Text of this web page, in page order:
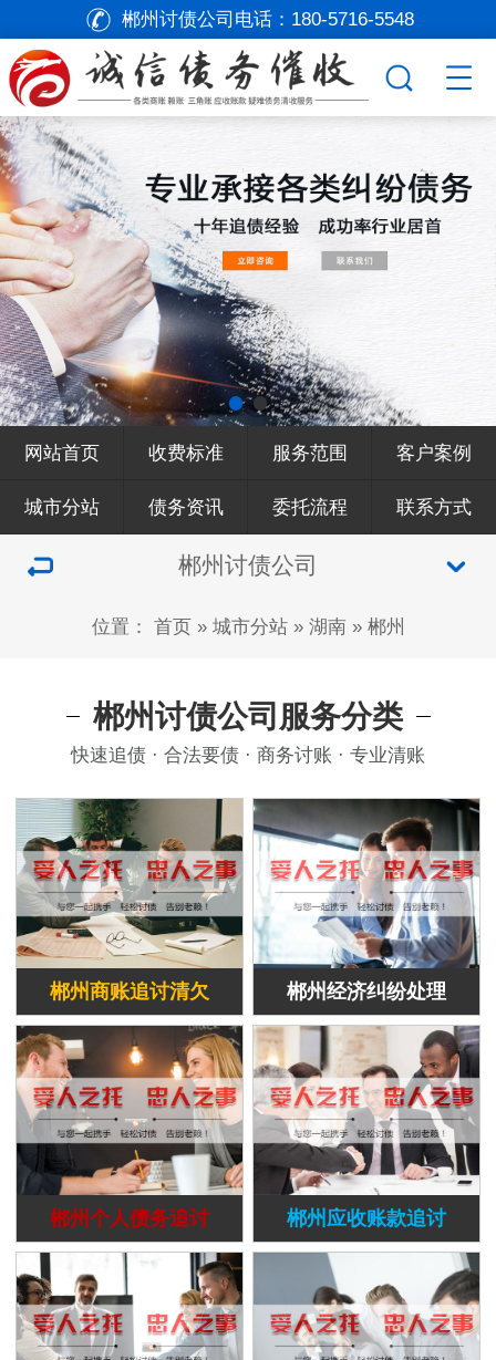
郴州讨债公司电话： 180-5716-5548
网站首页 收费标准 服务范围 客户案例
城市分站 债务资讯 委托流程 联系方式
郴州讨债公司
位置： 首页» 城市分站» 湖南» 郴州
郴州讨债公司服务分类
快速追债 · 合法要债 · 商务讨账 · 专业清账
郴州商账追讨清欠 郴州经济纠纷处理
郴州个人债务追讨 郴州应收账款追讨